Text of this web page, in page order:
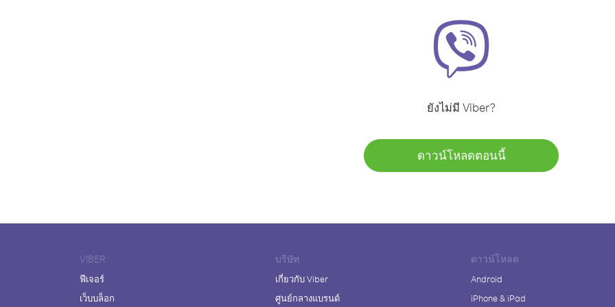
ยังไม่มี Viber?
ดาวน์โหลดตอนนี้
VIBER
ฟีเจอร์
เว็บบล็อก
บริษัท
เกี่ยวกับ Viber
ศูนย์กลางแบรนด์
ดาวน์โหลด
Android
iPhone & iPad